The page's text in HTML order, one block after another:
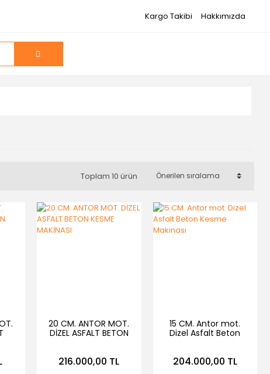
Kargo Takibi Hakkımızda
Toplam 10 ürün
20 CM. ANTOR MOT.
DİZEL ASFALT BETON
216.000,00 TL
15 CM. Antor mot.
Dizel Asfalt Beton
204.000,00 TL